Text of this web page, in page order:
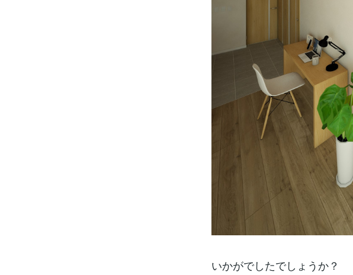
いかがでしたでしょうか？